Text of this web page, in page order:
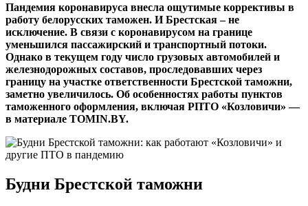
Пандемия коронавируса внесла ощутимые коррективы в
работу белорусских таможен. И Брестская – не
исключение. В связи с коронавирусом на границе
уменьшился пассажирский и транспортный потоки.
Однако в текущем году число грузовых автомобилей и
железнодорожных составов, проследовавших через
границу на участке ответственности Брестской таможни,
заметно увеличилось. Об особенностях работы пунктов
таможенного оформления, включая РПТО «Козловичи» —
в материале TOMIN.BY.
Будни Брестской таможни